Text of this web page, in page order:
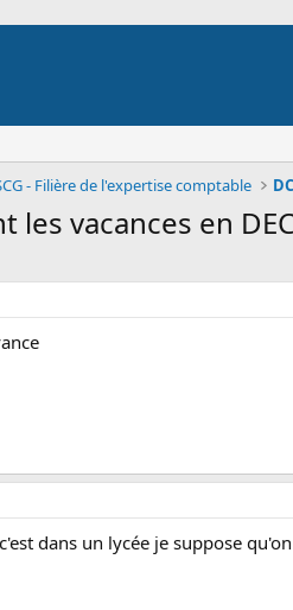
- Filière de l'expertise comptable
vacances en
dans un lycée je suppose